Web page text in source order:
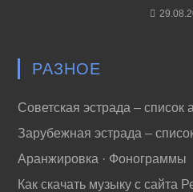
РАЗНОЕ
Советская эстрада – список
Зарубежная эстрада –
Аранжировка · Фонограммы
Как скачать музыку с сайта